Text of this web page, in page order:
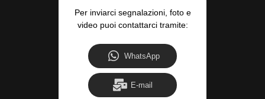
Per inviarci segnalazioni, foto e
video puoi contattarci tramite:
WhatsApp
E-mail